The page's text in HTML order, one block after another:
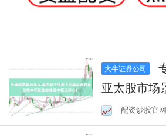
大牛证券公司
专业股票配资论坛
亚太股市场
仓位集中风
迁移分析
配资炒股官网